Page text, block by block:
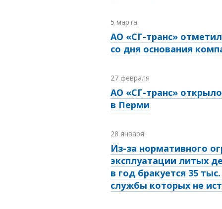
5 марта
АО «СГ-транс»
со дня основания
27 февраля
АО «СГ-транс»
в Перми
28 января
Из-за нормативного
эксплуатации литых
в год бракуется 35
службы которых не